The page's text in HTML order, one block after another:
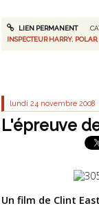
LIEN PERMANENT
INSPECTEUR HARRY POLAR
lundi 24 novembre 2008
L'épreuve
Un film de Clint